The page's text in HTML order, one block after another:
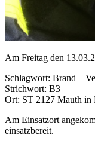
Am Freitag den
Schlagwort: Brand –
Strichwort: B3
Ort: ST 2127 Mauth in
Am Einsatzort
einsatzbereit.